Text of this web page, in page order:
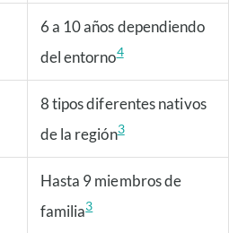
6 a 10 años dependiendo
del entorno4
8 tipos diferentes nativos
de la región3
Hasta 9 miembros de
familia3